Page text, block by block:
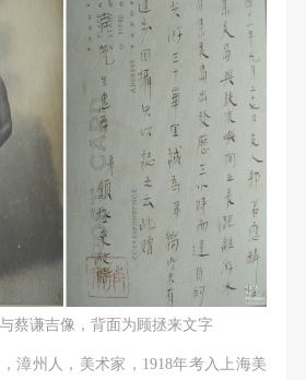
蔡谦吉像，背面为顾拯来文字
漳州人，美术家，1918年考入上海美